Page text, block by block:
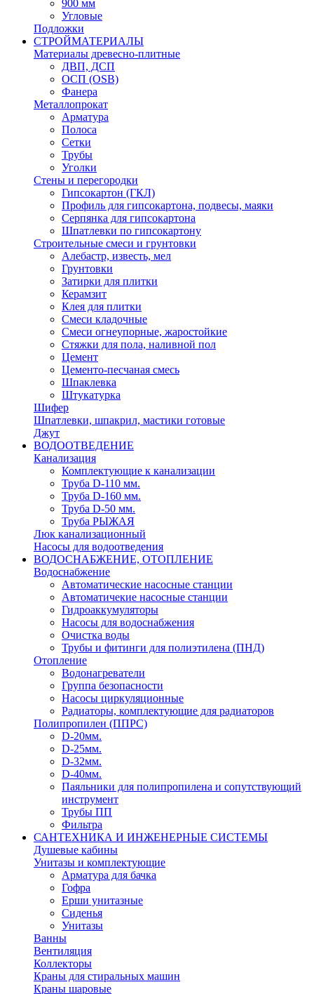
900 мм
Угловые
Подложки
СТРОЙМАТЕРИАЛЫ
Материалы древесно-плитные
ДВП, ДСП
ОСП (OSB)
Фанера
Металлопрокат
Арматура
Полоса
Сетки
Трубы
Уголки
Стены и перегородки
Гипсокартон (ГКЛ)
Профиль для гипсокартона, подвесы, маяки
Серпянка для гипсокартона
Шпатлевки по гипсокартону
Строительные смеси и грунтовки
Алебастр, известь, мел
Грунтовки
Затирки для плитки
Керамзит
Клея для плитки
Смеси кладочные
Смеси огнеупорные, жаростойкие
Стяжки для пола, наливной пол
Цемент
Цементо-песчаная смесь
Шпаклевка
Штукатурка
Шифер
Шпатлевки, шпакрил, мастики готовые
Джут
ВОДООТВЕДЕНИЕ
Канализация
Комплектующие к канализации
Труба D-110 мм.
Труба D-160 мм.
Труба D-50 мм.
Труба РЫЖАЯ
Люк канализационный
Насосы для водоотведения
ВОДОСНАБЖЕНИЕ, ОТОПЛЕНИЕ
Водоснабжение
Автоматичеcкие насосные станции
Автоматичекие насосные станции
Гидроаккумуляторы
Насосы для водоснабжения
Очистка воды
Трубы и фитинги для полиэтилена (ПНД)
Отопление
Водонагреватели
Группа безопасности
Насосы циркуляционные
Радиаторы, комплектующие для радиаторов
Полипропилен (ППРС)
D-20мм.
D-25мм.
D-32мм.
D-40мм.
Паяльники для полипропилена и сопутствующий
инструмент
Трубы ПП
Фильтра
САНТЕХНИКА И ИНЖЕНЕРНЫЕ СИСТЕМЫ
Душевые кабины
Унитазы и комплектующие
Арматура для бачка
Гофра
Ерши унитазные
Сиденья
Унитазы
Ванны
Вентиляция
Коллекторы
Краны для стиральных машин
Краны шаровые